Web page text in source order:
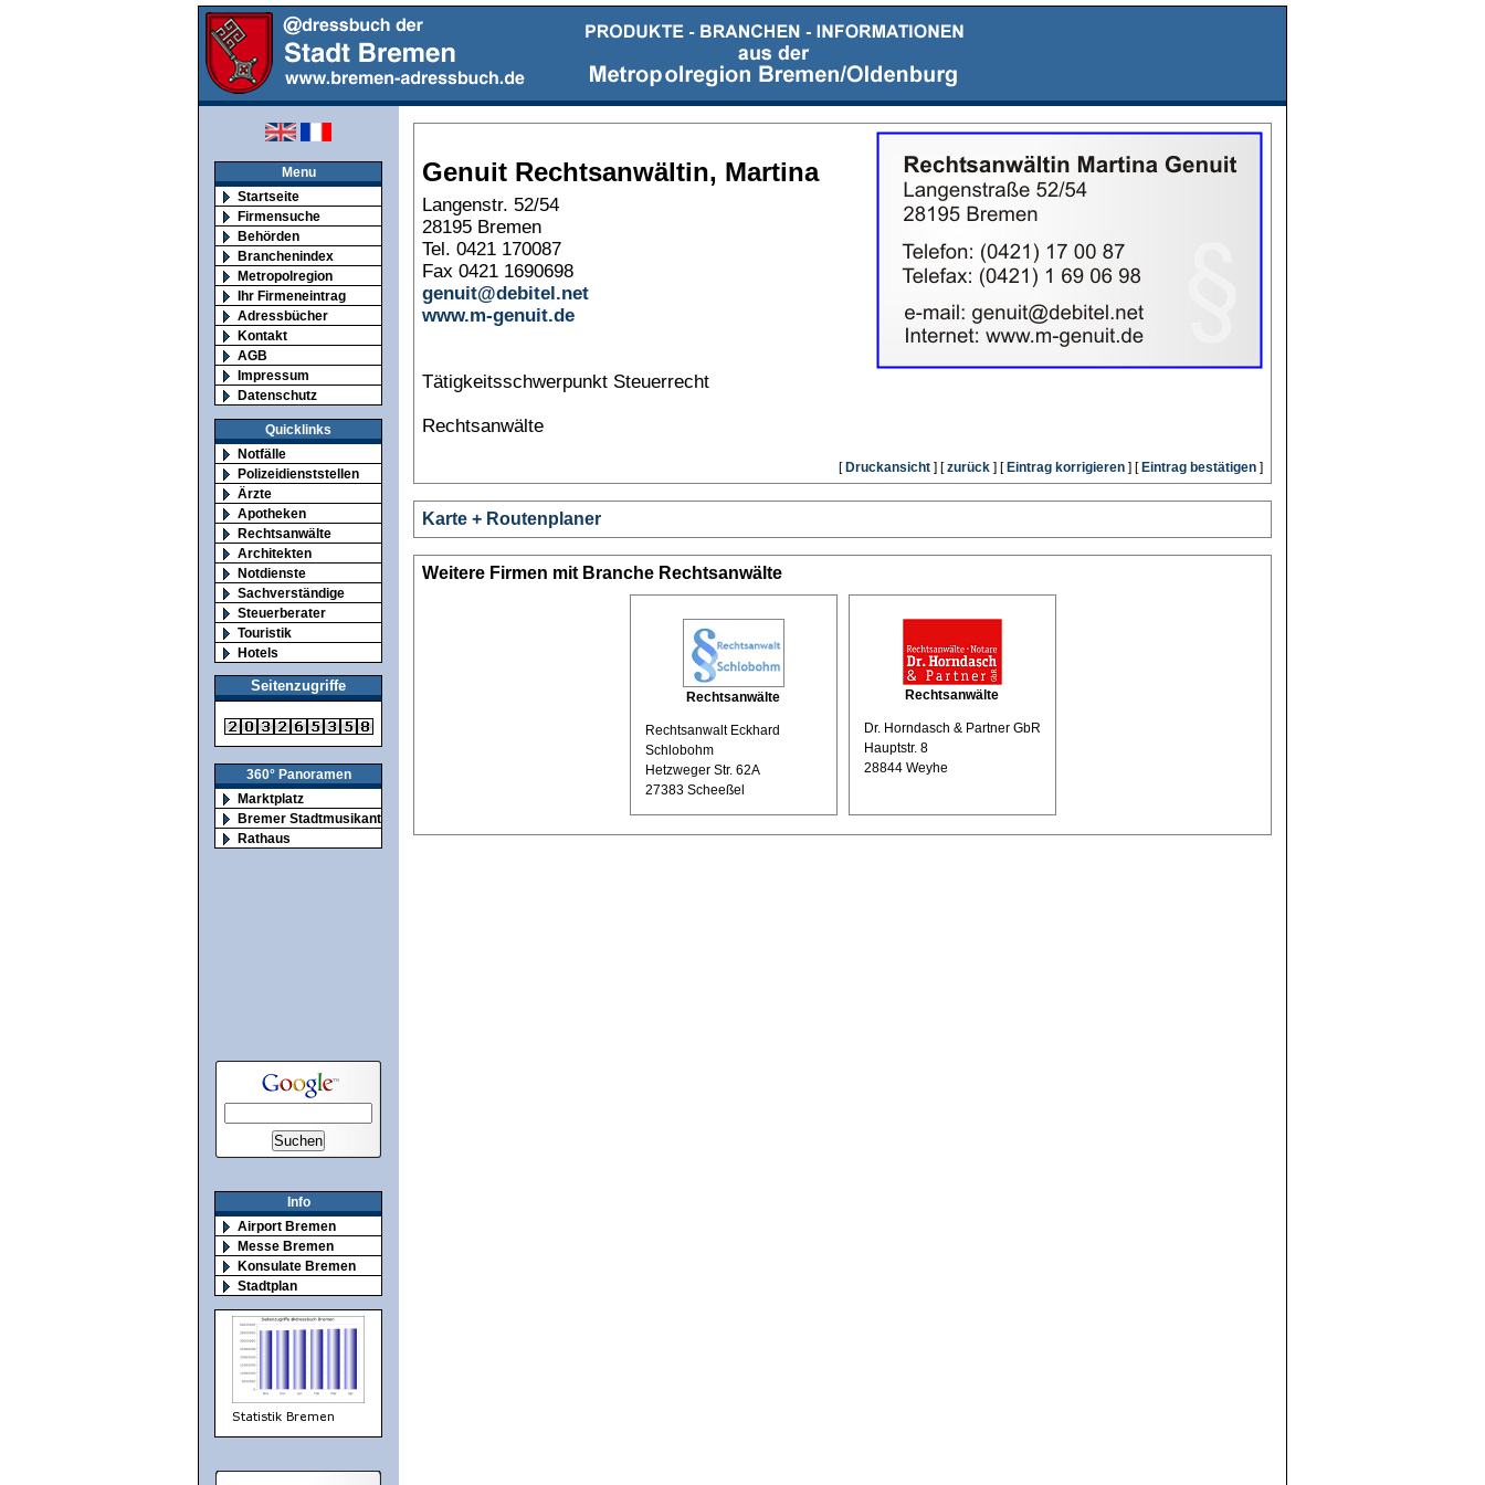
Menu
Startseite
Firmensuche
Behörden
Branchenindex
Metropolregion
Ihr Firmeneintrag
Adressbücher
Kontakt
AGB
Impressum
Datenschutz
Quicklinks
Notfälle
Polizeidienststellen
Ärzte
Apotheken
Rechtsanwälte
Architekten
Notdienste
Sachverständige
Steuerberater
Touristik
Hotels
Seitenzugriffe
360° Panoramen
Marktplatz
Bremer Stadtmusikanten
Rathaus
Info
Airport Bremen
Messe Bremen
Konsulate Bremen
Stadtplan
Genuit Rechtsanwältin, Martina
Langenstr. 52/54
28195 Bremen
Tel. 0421 170087
Fax 0421 1690698
genuit@debitel.net
www.m-genuit.de
Tätigkeitsschwerpunkt Steuerrecht
Rechtsanwälte
[Druckansicht ] [zurück ] [Eintrag korrigieren ] [Eintrag bestätigen ]
Karte + Routenplaner
Weitere Firmen mit Branche Rechtsanwälte
Rechtsanwälte
Rechtsanwalt Eckhard
Schlobohm
Hetzweger Str. 62A
27383 Scheeßel
Rechtsanwälte
Dr. Horndasch & Partner GbR
Hauptstr. 8
28844 Weyhe